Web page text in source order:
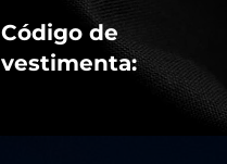
Código de
vestimenta: